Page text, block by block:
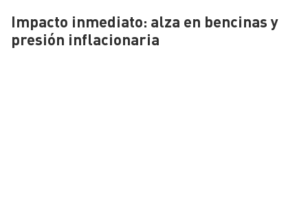
Impacto inmediato: alza en bencinas y
presión inflacionaria